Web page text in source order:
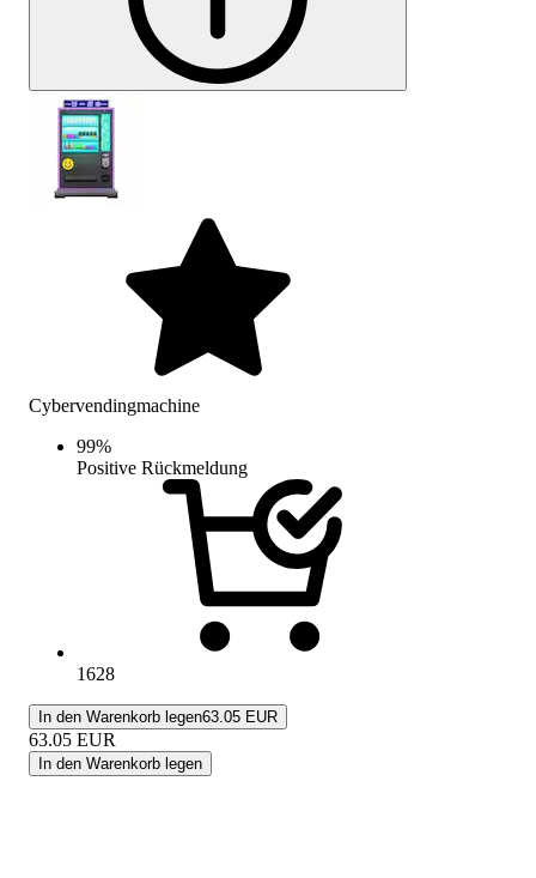
Cybervendingmachine
99%
Positive Rückmeldung
1628
In den Warenkorb legen63.05 EUR
63.05 EUR
In den Warenkorb legen